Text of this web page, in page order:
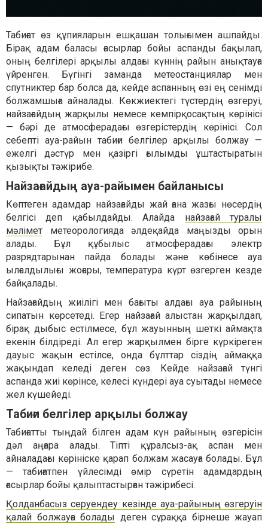
Табиғат өз құпияларын ешқашан толығымен ашпайды.
Бірақ адам баласы ғасырлар бойы аспанды бақылап,
оның белгілері арқылы алдағы күннің райын анықтауға
үйренген. Бүгінгі заманда метеостанциялар мен
спутниктер бар болса да, кейде аспанның өзі ең сенімді
болжамшыға айналады. Көкжиектегі түстердің өзгеруі,
найзағайдың жарқылы немесе кемпірқосақтың көрінісі
— бәрі де атмосферадағы өзгерістердің көрінісі. Сол
себепті ауа-райын табиғи белгілер арқылы болжау —
ежелгі дәстүр мен қазіргі ғылымды ұштастыратын
қызықты тәжірибе.
Найзағайдың ауа-райымен байланысы
Көптеген адамдар найзағайды жай ғана жазғы нөсердің
белгісі деп қабылдайды. Алайда найзағай туралы
мәлімет метеорологияда әлдеқайда маңызды орын
алады. Бұл құбылыс атмосферадағы электр
разрядтарынан пайда болады және көбінесе ауа
ылғалдылығы жоғары, температура күрт өзгерген кезде
байқалады.
Найзағайдың жиілігі мен бағыты алдағы ауа райының
сипатын көрсетеді. Егер найзағай алыстан жарқылдап,
бірақ дыбыс естілмесе, бұл жауынның шеткі аймақта
екенін білдіреді. Ал егер жарқылмен бірге күркіреген
дауыс жақын естілсе, онда бұлттар сіздің аймаққа
жақындап келеді деген сөз. Кейде найзағай түнгі
аспанда жиі көрінсе, келесі күндері ауа суытады немесе
жел күшейеді.
Табиғи белгілер арқылы болжау
Табиғатты тыңдай білген адам күн райының өзгерісін
дәл аңғара алады. Тіпті құралсыз-ақ аспан мен
айналадағы көрініске қарап болжам жасауға болады. Бұл
— табиғатпен үйлесімді өмір сүретін адамдардың
ғасырлар бойы қалыптастырған тәжірибесі.
Қолданбасыз серуендеу кезінде ауа-райының өзгеруін
қалай болжауға болады деген сұраққа бірнеше жауап